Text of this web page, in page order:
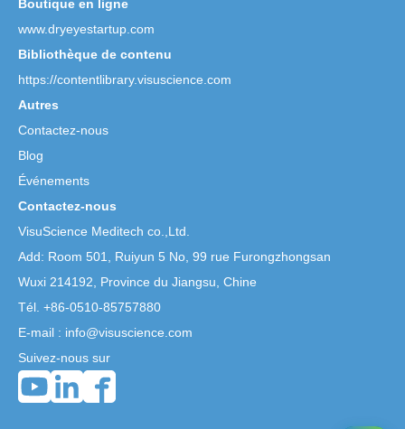
Boutique en ligne
www.dryeyestartup.com
Bibliothèque de contenu
https://contentlibrary.visuscience.com
Autres
Contactez-nous
Blog
Événements
Contactez-nous
VisuScience Meditech co.,Ltd.
Add: Room 501, Ruiyun 5 No, 99 rue Furongzhongsan
Wuxi 214192, Province du Jiangsu, Chine
Tél. +86-0510-85757880
E-mail : info@visuscience.com
Suivez-nous sur